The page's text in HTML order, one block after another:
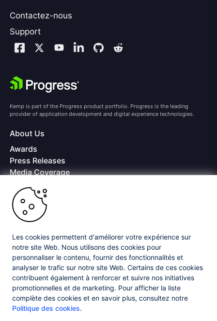
Contactez-nous
Support
Kemp is part of the Progress product portfolio. Progress is the leading
provider of application development and digital experience technologies.
About Us
Awards
Press Releases
Media Coverage
Offices
Copyright © 2026 Progress Software Corporation and/or its
subsidiaries or affiliates. All Rights Reserved.
Progress and certain product names used herein are trademarks or registered
trademarks of Progress Software Corporation and/or one of its subsidiaries or
affiliates in the U.S. and/or other countries. See Trademarks
for appropriate
markings. All rights in any other trademarks contained herein are reserved by
their respective owners and their inclusion does not imply an endorsement,
affiliation, or sponsorship as between Progress and the respective owners.
Privacy Center Security Center
Les cookies permettent d'améliorer votre expérience sur
notre site Web. Nous utilisons des cookies pour
personnaliser le contenu, fournir des fonctionnalités et
analyser le trafic sur notre site Web. Certains de ces cookies
contribuent également à renforcer et suivre nos initiatives
promotionnelles et de marketing. Pour afficher la liste
complète des cookies et en savoir plus, consultez notre
Politique des cookies.